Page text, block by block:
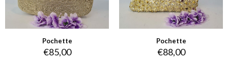
Pochette
€85,00
Pochette
€88,00